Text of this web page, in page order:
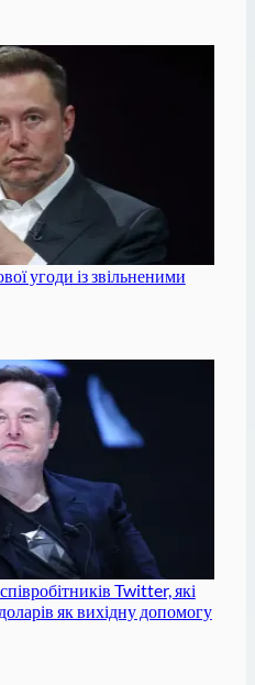
угоди із звільненими
Twitter, які
як вихідну допомогу